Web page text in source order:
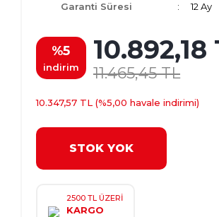
Garanti Süresi
12 Ay
%5
indirim
10.892,18
11.465,45 TL
10.347,57 TL (%5,00 havale indirimi)
STOK YOK
2500 TL ÜZERİ
KARGO